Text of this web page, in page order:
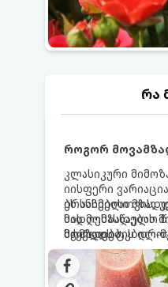
რა
როგორ
კლასიკური
იისფერი
ბრანჩებისთვის,
სადღესასწაულო
მაყვლის ტკბილ-
ციტრუსოვანი
ბუშტუკები ქმნის
მაგრილებელ
ეს სასმელი
მის მომზადებას
სჭირდება.
მომზადების